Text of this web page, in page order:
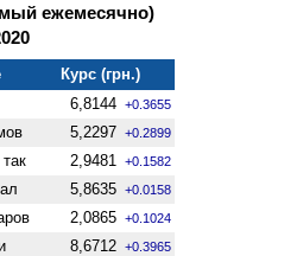
ежемесячно)
Курс (грн.)
6,8144 +0.3655
5,2297 +0.2899
2,9481 +0.1582
5,8635 +0.0158
2,0865 +0.1024
8,6712 +0.3965